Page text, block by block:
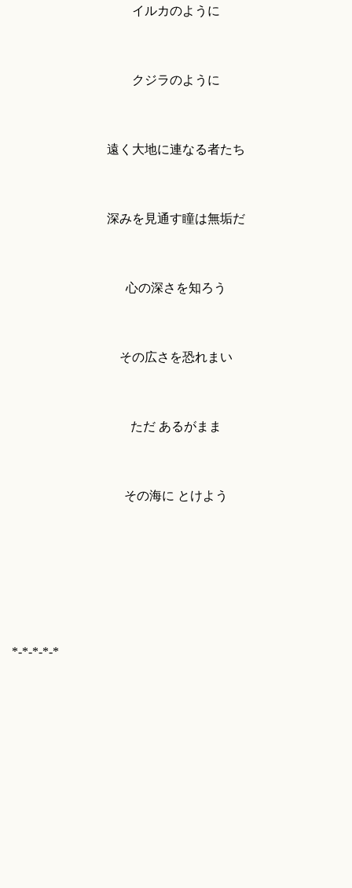
イルカのように
クジラのように
遠く大地に連なる者たち
深みを見通す瞳は無垢だ
心の深さを知ろう
その広さを恐れまい
ただ あるがまま
その海に とけよう
*-*-*-*-*